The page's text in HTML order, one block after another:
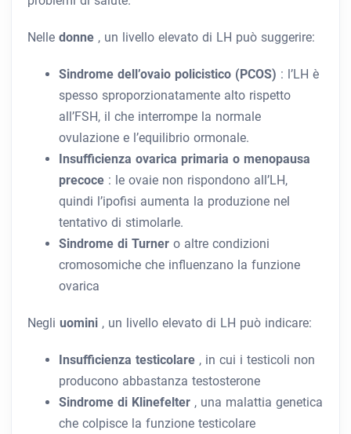
Nelle donne , un livello elevato di LH può suggerire:
Sindrome dell’ovaio policistico (PCOS) : l’LH è
spesso sproporzionatamente alto rispetto
all’FSH, il che interrompe la normale
ovulazione e l’equilibrio ormonale.
Insufficienza ovarica primaria o menopausa
precoce : le ovaie non rispondono all’LH,
quindi l’ipofisi aumenta la produzione nel
tentativo di stimolarle.
Sindrome di Turner o altre condizioni
cromosomiche che influenzano la funzione
ovarica
Negli uomini , un livello elevato di LH può indicare:
Insufficienza testicolare , in cui i testicoli non
producono abbastanza testosterone
Sindrome di Klinefelter , una malattia genetica
che colpisce la funzione testicolare